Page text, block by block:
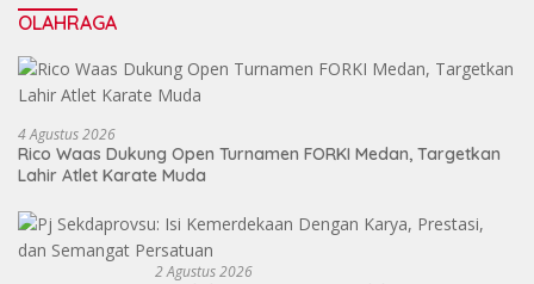
OLAHRAGA
4 Agustus 2026
Rico Waas Dukung Open Turnamen FORKI Medan, Targetkan
Lahir Atlet Karate Muda
2 Agustus 2026